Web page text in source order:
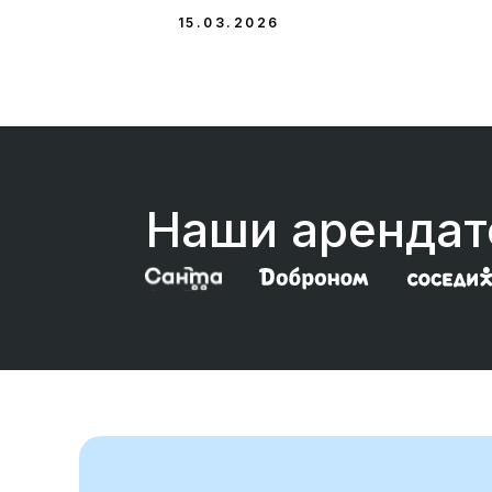
15.03.2026
Наши